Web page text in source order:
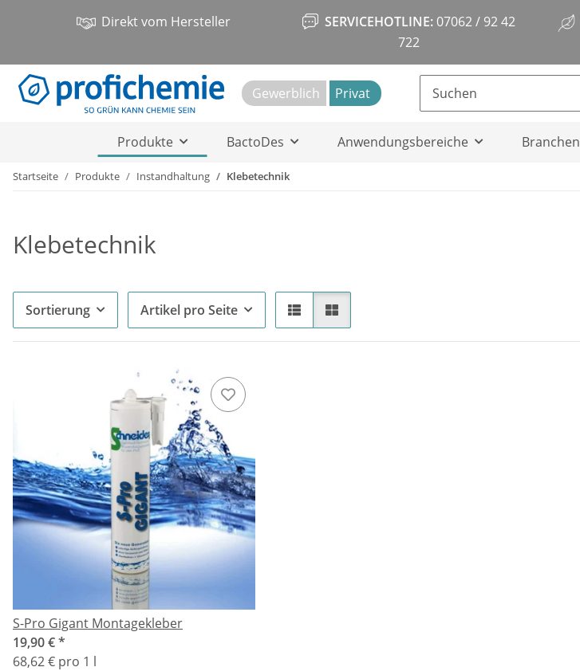
Direkt vom Hersteller SERVICEHOTLINE:07062 / 92 42
722
Gewerblich Privat
Produkte BactoDes Anwendungsbereiche Branchen
Startseite Produkte Instandhaltung Klebetechnik
Klebetechnik
Sortierung Artikel pro Seite
S-Pro Gigant Montagekleber
19,90 €*
68,62 € pro 1 l